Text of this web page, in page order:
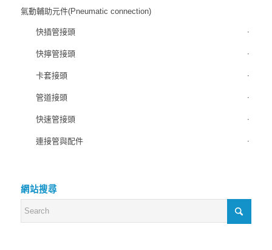
氣動輔助元件(Pneumatic connection)
快插管接頭
快擰管接頭
卡套接頭
管道接頭
快速管接頭
連接管與配件
網站搜尋